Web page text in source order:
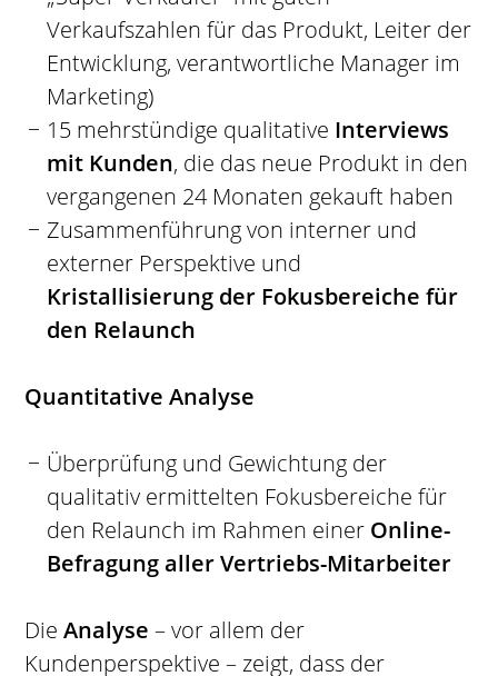
Verkaufszahlen für das Produkt, Leiter der
Entwicklung, verantwortliche Manager im
Marketing)
15 mehrstündige qualitative Interviews
mit Kunden, die das neue Produkt in den
vergangenen 24 Monaten gekauft haben
Zusammenführung von interner und
externer Perspektive und
Kristallisierung der Fokusbereiche für
den Relaunch
Quantitative Analyse
Überprüfung und Gewichtung der
qualitativ ermittelten Fokusbereiche für
den Relaunch im Rahmen einer Online-
Befragung aller Vertriebs-Mitarbeiter
DieAnalyse – vor allem der
Kundenperspektive – zeigt, dass der